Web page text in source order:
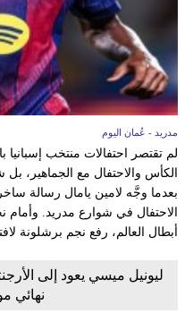
مدريد - عُمان اليوم
لم تقتصر احتفالات منتخب إسبانيا
الكأس والاحتفال مع الجماهير،
بعدما وجَّه لامين يامال رسالة
الاحتفال في شوارع مدريد. وأمام
أبطال العالم، رفع نجم برشلونة
ليونيل ميسي يعود إلى
نهائي